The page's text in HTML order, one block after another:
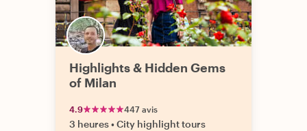
Highlights & Hidden Gems
of Milan
4.9 447 avis
3 heures•City highlight tours